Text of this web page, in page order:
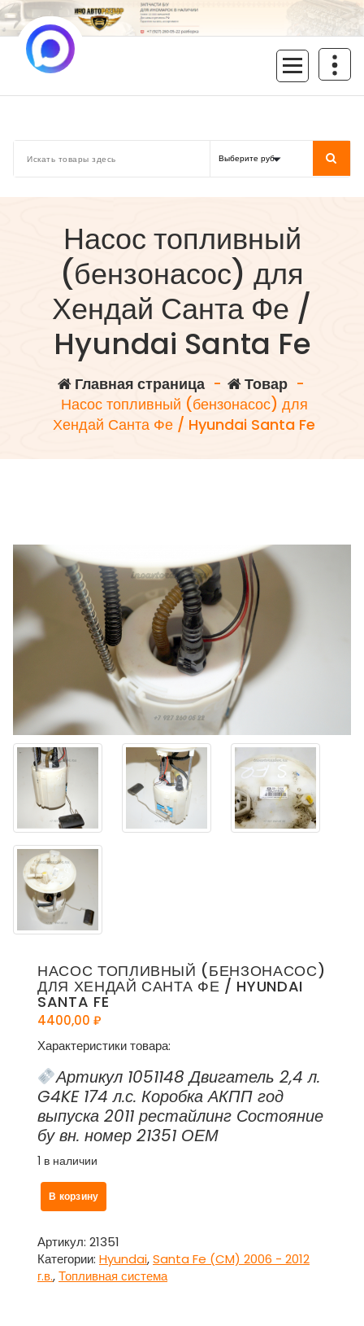
Перейти
к
содержимому
Насос топливный
(бензонасос) для
Хендай Санта Фе /
Hyundai Santa Fe
Главная страница- Товар-
Насос топливный (бензонасос) для
Хендай Санта Фе / Hyundai Santa Fe
НАСОС ТОПЛИВНЫЙ (БЕНЗОНАСОС)
ДЛЯ ХЕНДАЙ САНТА ФЕ / HYUNDAI
SANTA FE
4400,00 ₽
Характеристики товара:
Артикул 1051148 Двигатель 2,4 л.
G4KE 174 л.с. Коробка АКПП год
выпуска 2011 рестайлинг Состояние
бу вн. номер 21351 ОЕМ
1 в наличии
Количество
товара
топливный
(бензонасос)
для
В корзину
Артикул: 21351
Категории: Hyundai,Santa Fe (CM) 2006 - 2012
г.в.,Топливная система